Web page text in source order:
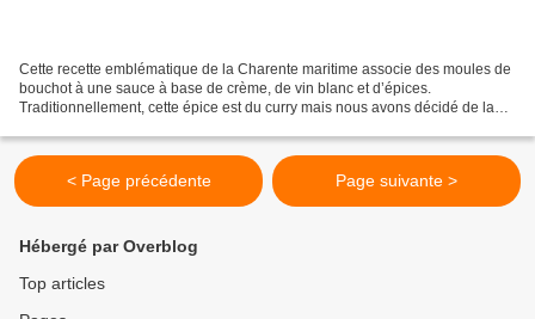
Cette recette emblématique de la Charente maritime associe des moules de
bouchot à une sauce à base de crème, de vin blanc et d’épices.
Traditionnellement, cette épice est du curry mais nous avons décidé de la
< Page précédente Page suivante >
Hébergé par Overblog
Top articles